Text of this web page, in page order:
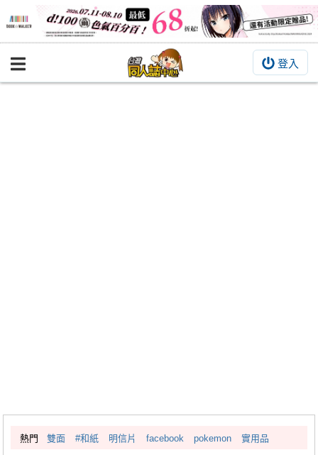
登入
BOOKY書集倉庫
繪圖藝廊
交流中心
熱門 雙面 #和紙 明信片 facebook pokemon 實用品